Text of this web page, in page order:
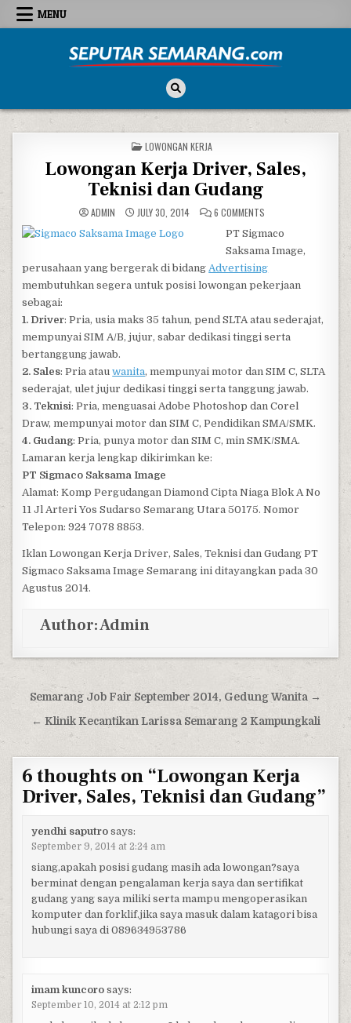
Skip to content
MENU
POSTED IN
LOWONGAN KERJA
Lowongan Kerja Driver, Sales,
Teknisi dan Gudang
ADMIN JULY 30, 2014 6 COMMENTSON LOWONGAN KERJA
PT Sigmaco
Saksama Image,
perusahaan yang bergerak di bidangAdvertising
membutuhkan segera untuk posisi lowongan pekerjaan
sebagai:
1. Driver: Pria, usia maks 35 tahun, pend SLTA atau sederajat,
mempunyai SIM A/B, jujur, sabar dedikasi tinggi serta
bertanggung jawab.
2. Sales: Pria atauwanita, mempunyai motor dan SIM C, SLTA
sederajat, ulet jujur dedikasi tinggi serta tanggung jawab.
3. Teknisi: Pria, menguasai Adobe Photoshop dan Corel
Draw, mempunyai motor dan SIM C, Pendidikan SMA/SMK.
4. Gudang: Pria, punya motor dan SIM C, min SMK/SMA.
Lamaran kerja lengkap dikirimkan ke:
PT Sigmaco Saksama Image
Alamat: Komp Pergudangan Diamond Cipta Niaga Blok A No
11 Jl Arteri Yos Sudarso Semarang Utara 50175. Nomor
Telepon: 924 7078 8853.
Iklan Lowongan Kerja Driver, Sales, Teknisi dan Gudang PT
Sigmaco Saksama Image Semarang ini ditayangkan pada 30
Agustus 2014.
Author:Admin
Post navigation
Semarang Job Fair September 2014, Gedung Wanita →
← Klinik Kecantikan Larissa Semarang 2 Kampungkali
6 thoughts on “Lowongan Kerja
Driver, Sales, Teknisi dan Gudang”
yendhi saputro says:
September 9, 2014 at 2:24 am
siang,apakah posisi gudang masih ada lowongan?saya
berminat dengan pengalaman kerja saya dan sertifikat
gudang yang saya miliki serta mampu mengoperasikan
komputer dan forklif.jika saya masuk dalam katagori bisa
hubungi saya di 089634953786
imam kuncoro says:
September 10, 2014 at 2:12 pm